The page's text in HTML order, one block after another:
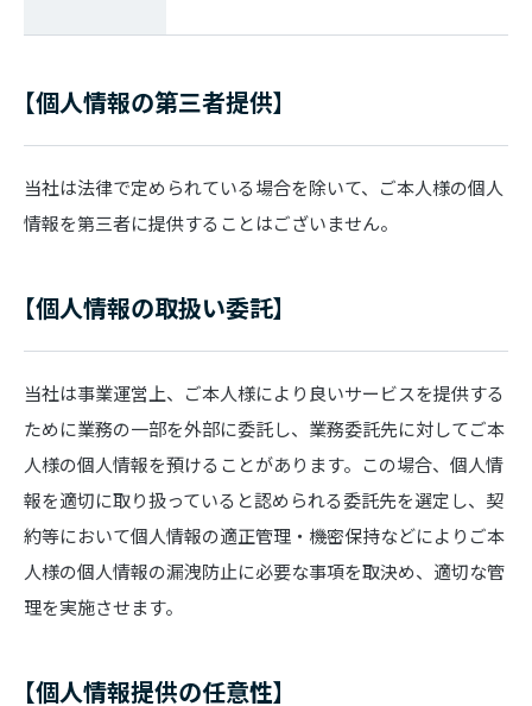
【個人情報の第三者提供】
当社は法律で定められている場合を除いて、ご本人様の個人
情報を第三者に提供することはございません。
【個人情報の取扱い委託】
当社は事業運営上、ご本人様により良いサービスを提供する
ために業務の一部を外部に委託し、業務委託先に対してご本
人様の個人情報を預けることがあります。この場合、個人情
報を適切に取り扱っていると認められる委託先を選定し、契
約等において個人情報の適正管理・機密保持などによりご本
人様の個人情報の漏洩防止に必要な事項を取決め、適切な管
理を実施させます。
【個人情報提供の任意性】